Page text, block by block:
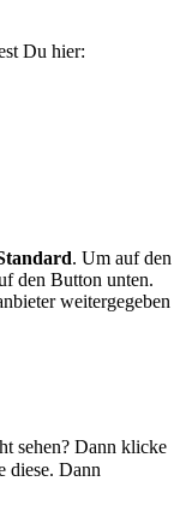
Du hier:
. Um auf den
den Button unten.
weitergegeben
sehen? Dann klicke
diese. Dann